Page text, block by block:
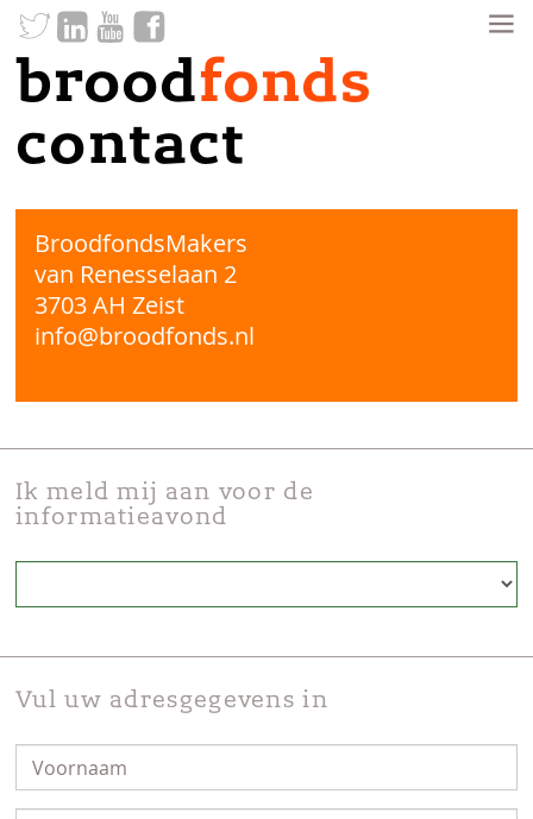
broodfonds
contact
BroodfondsMakers
van Renesselaan 2
3703 AH Zeist
info@broodfonds.nl
Ik meld mij aan voor de
informatieavond
Vul uw adresgegevens in